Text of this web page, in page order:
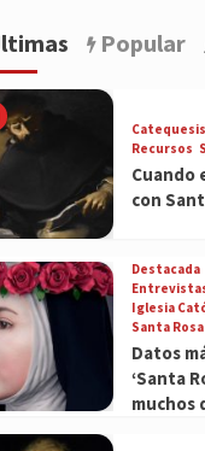
Popular
Catequesis
Recursos
Cuando
con
Destacada
Iglesia
Santa
Datos
‘Santa
muchos